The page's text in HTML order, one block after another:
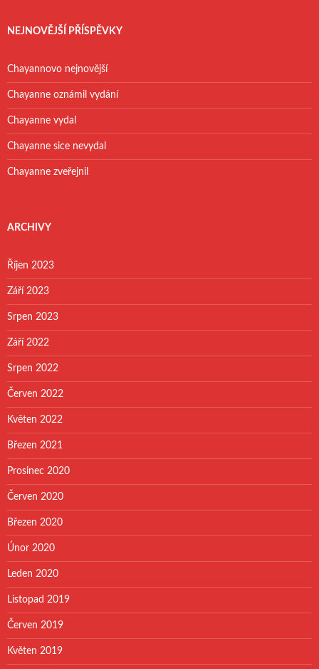
NEJNOVĚJŠÍ PŘÍSPĚVKY
Chayannovo nejnovější
Chayanne oznámil vydání
Chayanne vydal
Chayanne sice nevydal
Chayanne zveřejnil
ARCHIVY
Říjen 2023
Září 2023
Srpen 2023
Září 2022
Srpen 2022
Červen 2022
Květen 2022
Březen 2021
Prosinec 2020
Červen 2020
Březen 2020
Únor 2020
Leden 2020
Listopad 2019
Červen 2019
Květen 2019